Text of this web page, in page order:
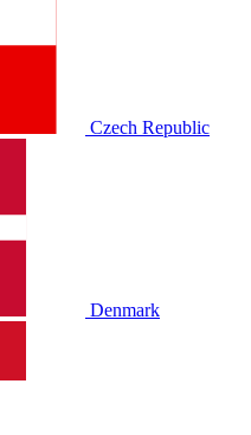
Czech Republic
Denmark